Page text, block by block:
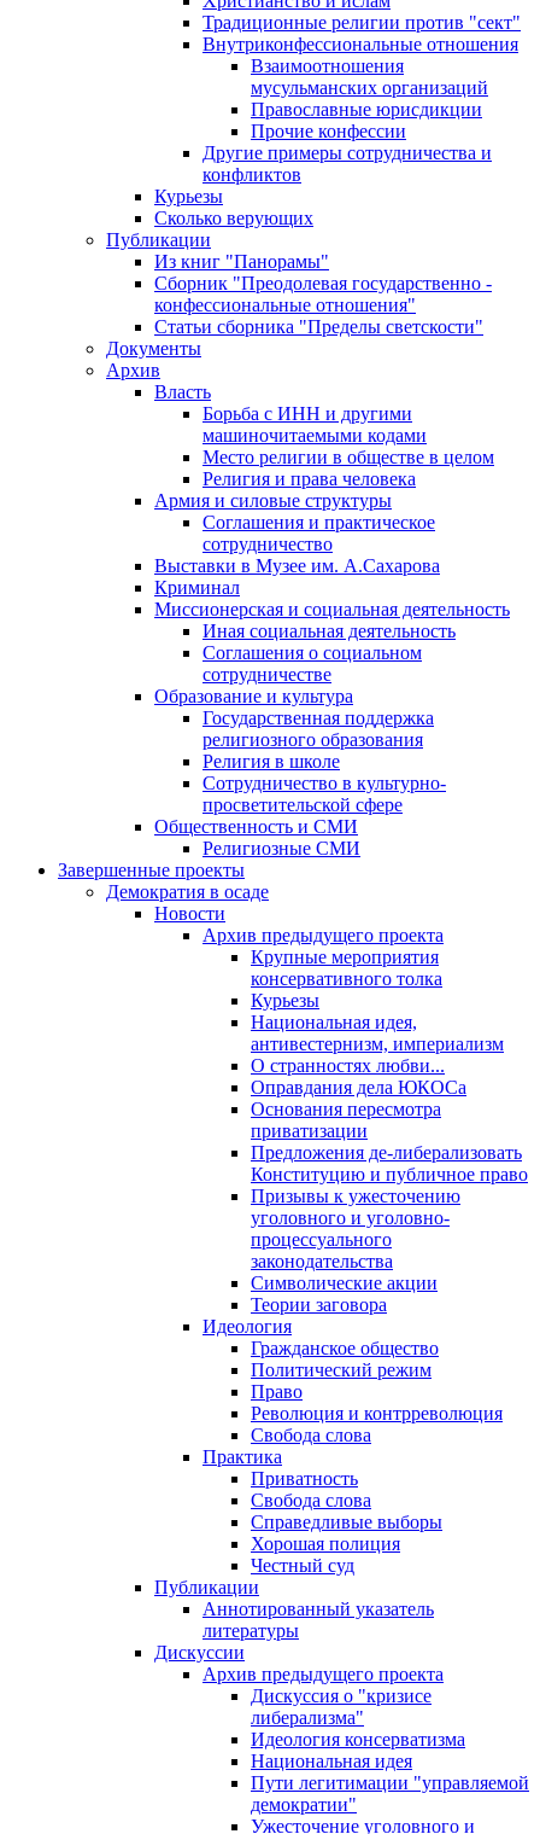
Традиционные религии против "сект"
Внутриконфессиональные отношения
Взаимоотношения
мусульманских организаций
Православные юрисдикции
Прочие конфессии
Другие примеры сотрудничества и
конфликтов
Курьезы
Сколько верующих
Публикации
Из книг "Панорамы"
Сборник "Преодолевая государственно -
конфессиональные отношения"
Статьи сборника "Пределы светскости"
Документы
Архив
Власть
Борьба с ИНН и другими
машиночитаемыми кодами
Место религии в обществе в целом
Религия и права человека
Армия и силовые структуры
Соглашения и практическое
сотрудничество
Выставки в Музее им. А.Сахарова
Криминал
Миссионерская и социальная деятельность
Иная социальная деятельность
Соглашения о социальном
сотрудничестве
Образование и культура
Государственная поддержка
религиозного образования
Религия в школе
Сотрудничество в культурно-
просветительской сфере
Общественность и СМИ
Религиозные СМИ
Завершенные проекты
Демократия в осаде
Новости
Архив предыдущего проекта
Крупные мероприятия
консервативного толка
Курьезы
Национальная идея,
антивестернизм, империализм
О странностях любви...
Оправдания дела ЮКОСа
Основания пересмотра
приватизации
Предложения де-либерализовать
Конституцию и публичное право
Призывы к ужесточению
уголовного и уголовно-
процессуального
законодательства
Символические акции
Теории заговора
Идеология
Гражданское общество
Политический режим
Право
Революция и контрреволюция
Свобода слова
Практика
Приватность
Свобода слова
Справедливые выборы
Хорошая полиция
Честный суд
Публикации
Аннотированный указатель
литературы
Дискуссии
Архив предыдущего проекта
Дискуссия о "кризисе
либерализма"
Идеология консерватизма
Национальная идея
Пути легитимации "управляемой
демократии"
Ужесточение уголовного и